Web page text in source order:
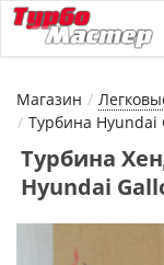
Магазин
Турбина Hyundai
Турбина
Hyundai